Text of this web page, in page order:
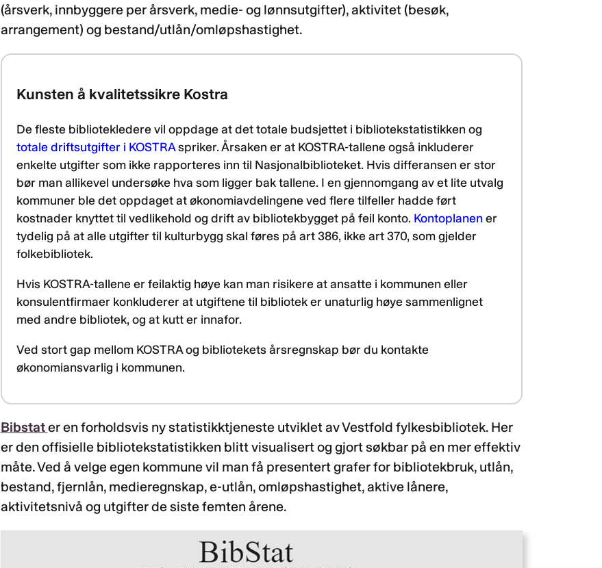
(årsverk, innbyggere per årsverk, medie- og lønnsutgifter), aktivitet (besøk,
arrangement) og bestand/utlån/omløpshastighet.
Kunsten å kvalitetssikre Kostra
De fleste bibliotekledere vil oppdage at det totale budsjettet i bibliotekstatistikken og
totale driftsutgifter i KOSTRAspriker. Årsaken er at KOSTRA-tallene også inkluderer
enkelte utgifter som ikke rapporteres inn til Nasjonalbiblioteket. Hvis differansen er stor
bør man allikevel undersøke hva som ligger bak tallene. I en gjennomgang av et lite utvalg
kommuner ble det oppdaget at økonomiavdelingene ved flere tilfeller hadde ført
kostnader knyttet til vedlikehold og drift av bibliotekbygget på feil konto. Kontoplanen er
tydelig på at alle utgifter til kulturbygg skal føres på art 386, ikke art 370, som gjelder
folkebibliotek.
Hvis KOSTRA-tallene er feilaktig høye kan man risikere at ansatte i kommunen eller
konsulentfirmaer konkluderer at utgiftene til bibliotek er unaturlig høye sammenlignet
med andre bibliotek, og at kutt er innafor.
Ved stort gap mellom KOSTRA og bibliotekets årsregnskap bør du kontakte
økonomiansvarlig i kommunen.
Bibstater en forholdsvis ny statistikktjeneste utviklet av Vestfold fylkesbibliotek. Her
er den offisielle bibliotekstatistikken blitt visualisert og gjort søkbar på en mer effektiv
måte. Ved å velge egen kommune vil man få presentert grafer for bibliotekbruk, utlån,
bestand, fjernlån, medieregnskap, e-utlån, omløpshastighet, aktive lånere,
aktivitetsnivå og utgifter de siste femten årene.